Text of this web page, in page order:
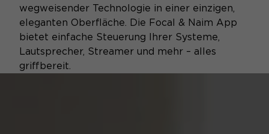
wegweisender Technologie in einer einzigen,
eleganten Oberfläche. Die Focal & Naim App
bietet einfache Steuerung Ihrer Systeme,
Lautsprecher, Streamer und mehr – alles
griffbereit.